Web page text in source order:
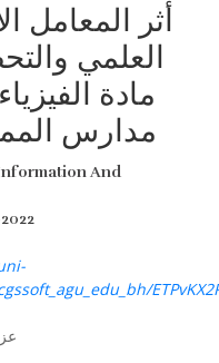
أثر المعامل
العلمي
مادة
مدارس
And